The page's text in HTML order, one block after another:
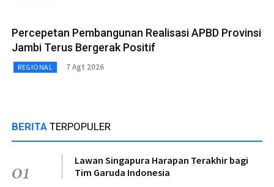
Percepetan Pembangunan Realisasi APBD Provinsi
Jambi Terus Bergerak Positif
REGIONAL 7 Agt 2026
BERITA TERPOPULER
01
Lawan Singapura Harapan Terakhir bagi
Tim Garuda Indonesia